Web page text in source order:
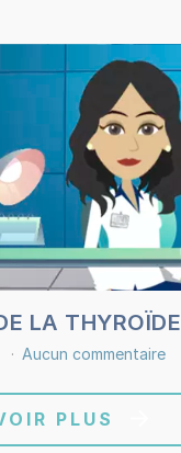
LA THYROÏDE
Aucun commentaire
PLUS